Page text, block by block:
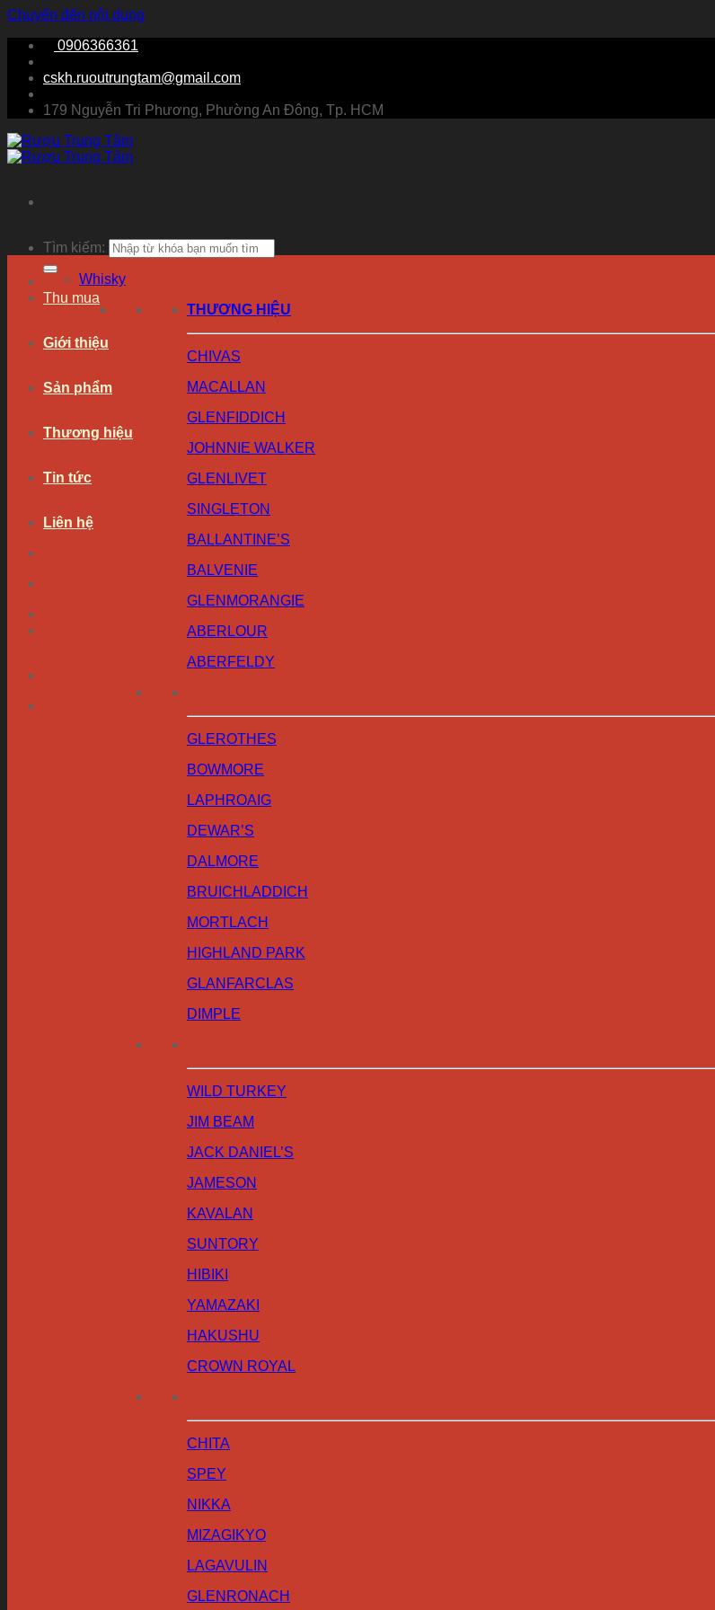
Chuyển đến nội dung
0906366361
cskh.ruoutrungtam@gmail.com
179 Nguyễn Tri Phương, Phường An Đông, Tp. HCM
Tìm kiếm:
Thu mua
Giới thiệu
Sản phẩm
Thương hiệu
Tin tức
Liên hệ
Whisky
THƯƠNG HIỆU
CHIVAS
MACALLAN
GLENFIDDICH
JOHNNIE WALKER
GLENLIVET
SINGLETON
BALLANTINE’S
BALVENIE
GLENMORANGIE
ABERLOUR
ABERFELDY
GLEROTHES
BOWMORE
LAPHROAIG
DEWAR’S
DALMORE
BRUICHLADDICH
MORTLACH
HIGHLAND PARK
GLANFARCLAS
DIMPLE
WILD TURKEY
JIM BEAM
JACK DANIEL’S
JAMESON
KAVALAN
SUNTORY
HIBIKI
YAMAZAKI
HAKUSHU
CROWN ROYAL
CHITA
SPEY
NIKKA
MIZAGIKYO
LAGAVULIN
GLENRONACH